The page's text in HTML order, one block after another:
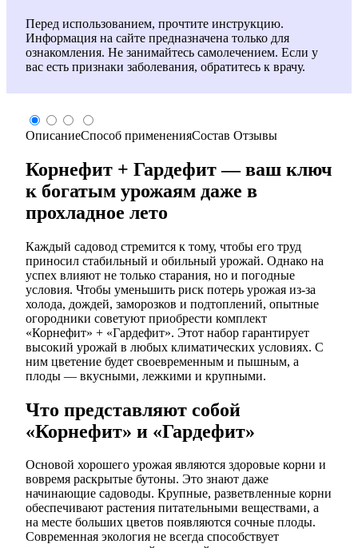
Перед использованием, прочтите инструкцию.
Информация на сайте предназначена только для
ознакомления. Не занимайтесь самолечением. Если у
вас есть признаки заболевания, обратитесь к врачу.
ОписаниеСпособ примененияСостав Отзывы
Корнефит + Гардефит — ваш ключ
к богатым урожаям даже в
прохладное лето
Каждый садовод стремится к тому, чтобы его труд
приносил стабильный и обильный урожай. Однако на
успех влияют не только старания, но и погодные
условия. Чтобы уменьшить риск потерь урожая из-за
холода, дождей, заморозков и подтоплений, опытные
огородники советуют приобрести комплект
«Корнефит» + «Гардефит». Этот набор гарантирует
высокий урожай в любых климатических условиях. С
ним цветение будет своевременным и пышным, а
плоды — вкусными, лежкими и крупными.
Что представляют собой
«Корнефит» и «Гардефит»
Основой хорошего урожая являются здоровые корни и
вовремя раскрытые бутоны. Это знают даже
начинающие садоводы. Крупные, разветвленные корни
обеспечивают растения питательными веществами, а
на месте больших цветов появляются сочные плоды.
Современная экология не всегда способствует